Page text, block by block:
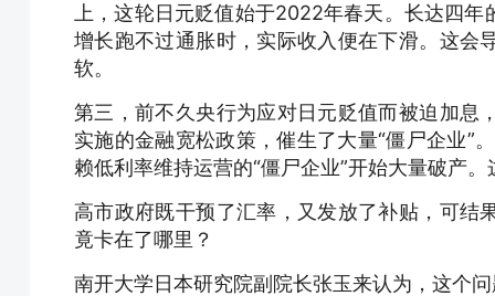
上，这轮日元贬值始于2022年春天。长达四
增长跑不过通胀时，实际收入便在下滑。这会
软。
第三，前不久央行为应对日元贬值而被迫加息
实施的金融宽松政策，催生了大量“僵尸企业”
赖低利率维持运营的“僵尸企业”开始大量破产
高市政府既干预了汇率，又发放了补贴，可结
竟卡在了哪里？
南开大学日本研究院副院长张玉来认为，这个